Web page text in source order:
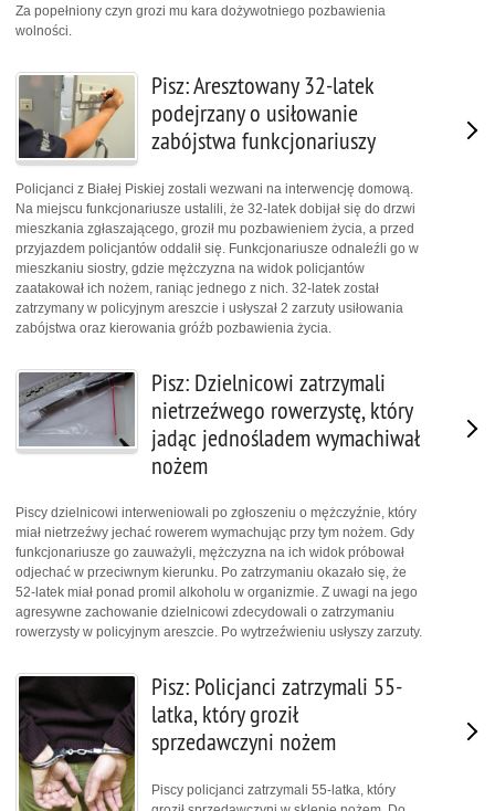
Za popełniony czyn grozi mu kara dożywotniego pozbawienia
wolności.
Pisz: Aresztowany 32-latek
podejrzany o usiłowanie
zabójstwa funkcjonariuszy
Policjanci z Białej Piskiej zostali wezwani na interwencję domową.
Na miejscu funkcjonariusze ustalili, że 32-latek dobijał się do drzwi
mieszkania zgłaszającego, groził mu pozbawieniem życia, a przed
przyjazdem policjantów oddalił się. Funkcjonariusze odnaleźli go w
mieszkaniu siostry, gdzie mężczyzna na widok policjantów
zaatakował ich nożem, raniąc jednego z nich. 32-latek został
zatrzymany w policyjnym areszcie i usłyszał 2 zarzuty usiłowania
zabójstwa oraz kierowania gróźb pozbawienia życia.
Pisz: Dzielnicowi zatrzymali
nietrzeźwego rowerzystę, który
jadąc jednośladem wymachiwał
nożem
Piscy dzielnicowi interweniowali po zgłoszeniu o mężczyźnie, który
miał nietrzeźwy jechać rowerem wymachując przy tym nożem. Gdy
funkcjonariusze go zauważyli, mężczyzna na ich widok próbował
odjechać w przeciwnym kierunku. Po zatrzymaniu okazało się, że
52-latek miał ponad promil alkoholu w organizmie. Z uwagi na jego
agresywne zachowanie dzielnicowi zdecydowali o zatrzymaniu
rowerzysty w policyjnym areszcie. Po wytrzeźwieniu usłyszy zarzuty.
Pisz: Policjanci zatrzymali 55-
latka, który groził
sprzedawczyni nożem
Piscy policjanci zatrzymali 55-latka, który